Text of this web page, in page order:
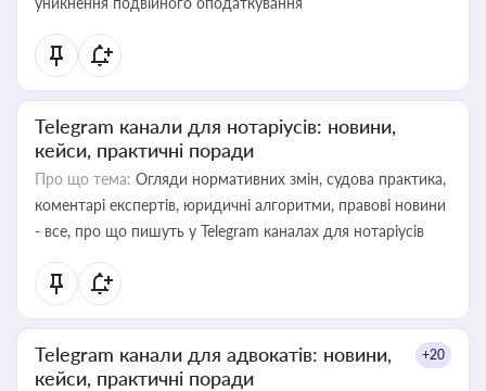
Telegram канали для нотаріусів: новини,
кейси, практичні поради
Про що тема: Огляди нормативних змін, судова практика,
коментарі експертів, юридичні алгоритми, правові новини
- все, про що пишуть у Telegram каналах для нотаріусів
Telegram канали для адвокатів: новини,
кейси, практичні поради
+20